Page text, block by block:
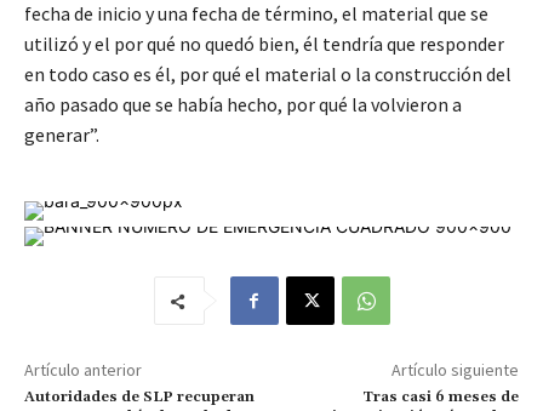
fecha de inicio y una fecha de término, el material que se
utilizó y el por qué no quedó bien, él tendría que responder
en todo caso es él, por qué el material o la construcción del
año pasado que se había hecho, por qué la volvieron a
generar”.
Artículo anterior
Autoridades de SLP recuperan
Artículo siguiente
Tras casi 6 meses de